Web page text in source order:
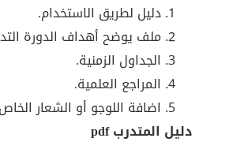
دليل لطريق الاستخدام.
ملف يوضح أهداف الدورة
الجداول الزمنية.
المراجع العلمية.
اضافة اللوجو أو الشعار
دليل المتدرب pdf